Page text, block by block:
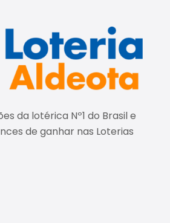
da lotérica Nº1 do Brasil e
de ganhar nas Loterias